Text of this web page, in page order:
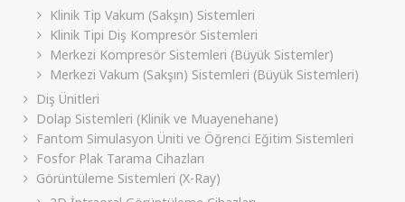
Klinik Tip Vakum (Sakşın) Sistemleri
Klinik Tipi Diş Kompresör Sistemleri
Merkezi Kompresör Sistemleri (Büyük Sistemler)
Merkezi Vakum (Sakşın) Sistemleri (Büyük Sistemleri)
Diş Ünitleri
Dolap Sistemleri (Klinik ve Muayenehane)
Fantom Simulasyon Üniti ve Öğrenci Eğitim Sistemleri
Fosfor Plak Tarama Cihazları
Görüntüleme Sistemleri (X-Ray)